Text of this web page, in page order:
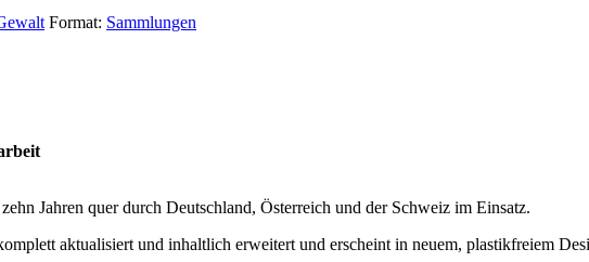
Format: Sammlungen
Jahren quer durch Deutschland, Österreich und der Schweiz im Einsatz.
aktualisiert und inhaltlich erweitert und erscheint in neuem, plastikfreiem